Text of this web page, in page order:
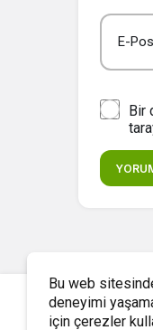
E-
Bir
Bu web
deneyimi
için çerezler